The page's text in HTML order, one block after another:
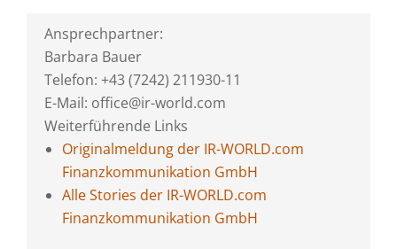
Ansprechpartner:
Barbara Bauer
Telefon: +43 (7242) 211930-11
E-Mail: office@ir-world.com
Weiterführende Links
Originalmeldung der IR-WORLD.com
Finanzkommunikation GmbH
Alle Stories der IR-WORLD.com
Finanzkommunikation GmbH